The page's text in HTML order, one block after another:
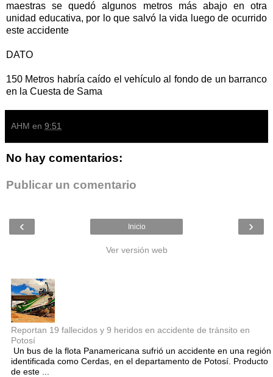
maestras se quedó algunos metros más abajo en otra
unidad educativa, por lo que salvó la vida luego de ocurrido
este accidente
DATO
150 Metros habría caído el vehículo al fondo de un barranco
en la Cuesta de Sama
AHM en 9:51
No hay comentarios:
Publicar un comentario
‹ ›
Inicio
Ver versión web
Reportan 19 fallecidos y 9 heridos en accidente de tránsito en
Potosí
Un bus de la flota Panamericana sufrió un accidente en una región
identificada como Cerdas, en el departamento de Potosí. Producto
de este ...